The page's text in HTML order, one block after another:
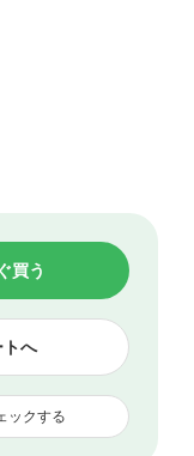
トへ
買う
ックする